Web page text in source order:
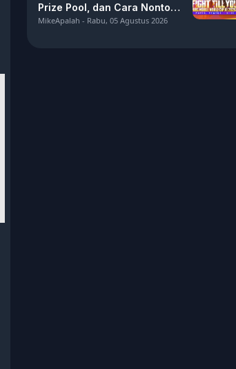
Prize Pool, dan Cara Nonton
PUBG MOBILE World Cup
MikeApalah - Rabu, 05 Agustus 2026